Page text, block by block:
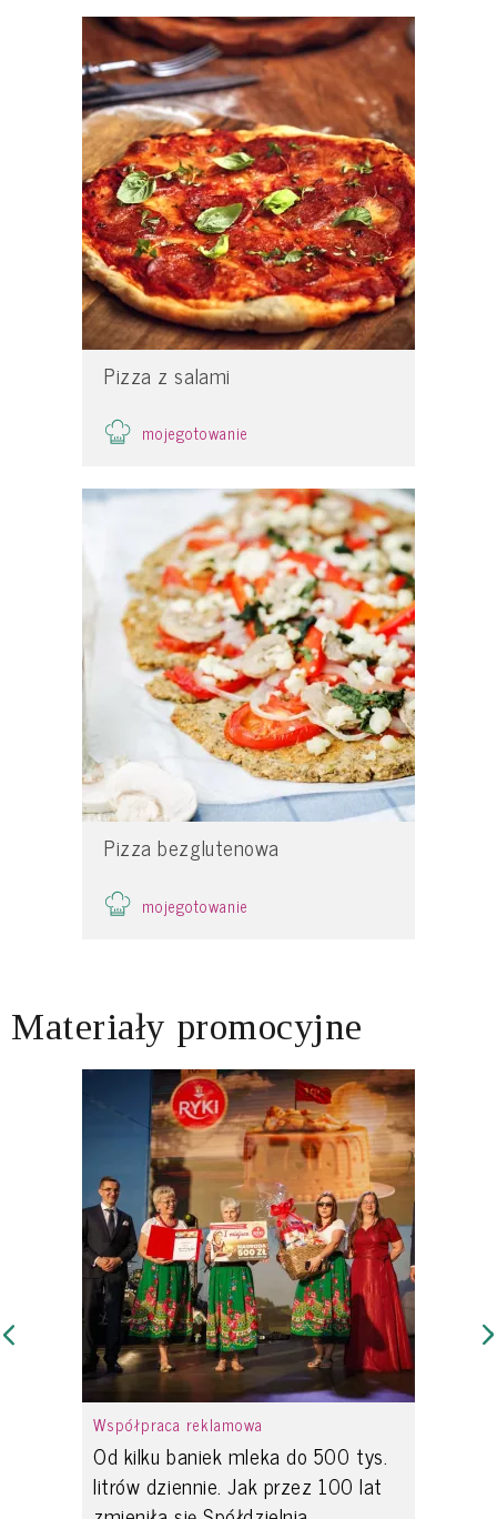
Pizza z salami
mojegotowanie
Pizza bezglutenowa
mojegotowanie
Materiały promocyjne
Współpraca reklamowa
Od kilku baniek mleka do 500 tys.
litrów dziennie. Jak przez 100 lat